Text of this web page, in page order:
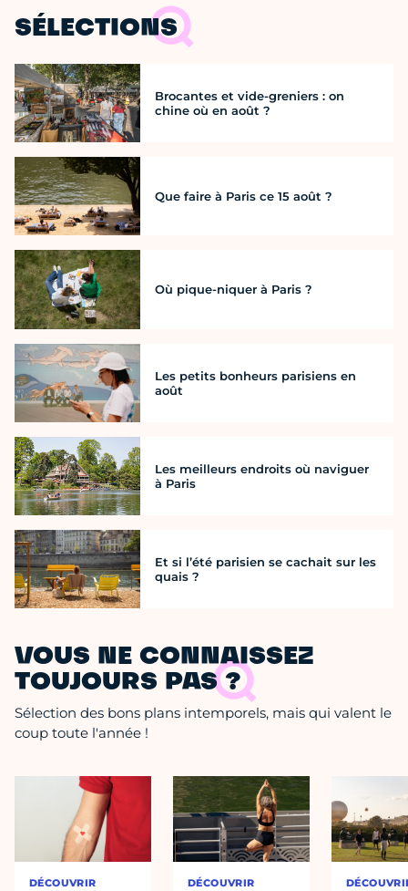
SÉLECTIONS
Brocantes et vide-greniers : on
chine où en août ?
Que faire à Paris ce 15 août ?
Où pique-niquer à Paris ?
Les petits bonheurs parisiens en
août
Les meilleurs endroits où naviguer
à Paris
Et si l’été parisien se cachait sur les
quais ?
VOUS NE CONNAISSEZ
TOUJOURS PAS ?
Sélection des bons plans intemporels, mais qui valent le
coup toute l'année !
DÉCOUVRIR DÉCOUVRIR